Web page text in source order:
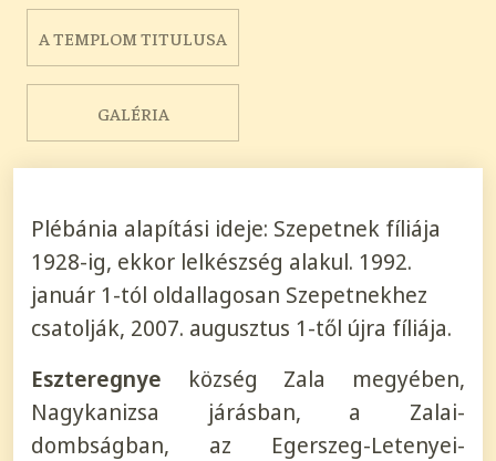
A TEMPLOM TITULUSA
GALÉRIA
Plébánia alapítási ideje: Szepetnek fíliája
1928-ig, ekkor lelkészség alakul. 1992.
január 1-tól oldallagosan Szepetnekhez
csatolják, 2007. augusztus 1-től újra fíliája.
Eszteregnye község Zala megyében,
Nagykanizsa járásban, a Zalai-
dombságban, az Egerszeg-Letenyei-